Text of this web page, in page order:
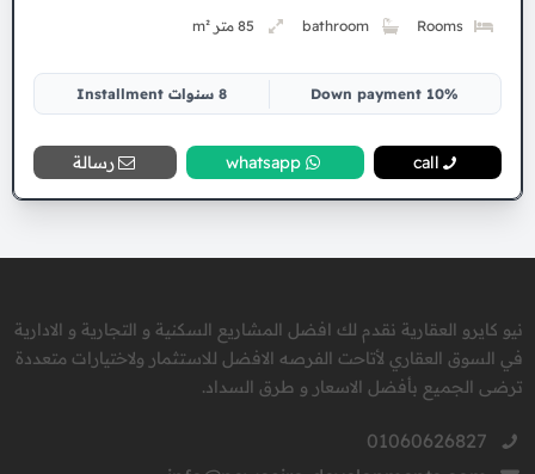
Rooms
bathroom 85 متر m²
10% Down payment 8 سنوات Installment
call
whatsapp رسالة
نيو كايرو العقارية نقدم لك افضل المشاريع السكنية و التجارية و الادارية
في السوق العقاري لأتاحت الفرصه الافضل للاستثمار ولاختيارات متعددة
ترضى الجميع بأفضل الاسعار و طرق السداد.
01060626827